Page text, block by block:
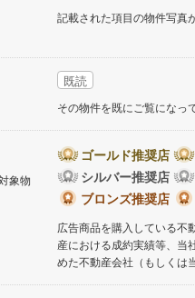
記載された項目の物件写真
既読
その物件を既にご覧になっ
象物
ゴールド推奨店
シルバー推奨店
ブロンズ推奨店
広告商品を購入している不
産における成約実績等、当
めた不動産会社（もしくは